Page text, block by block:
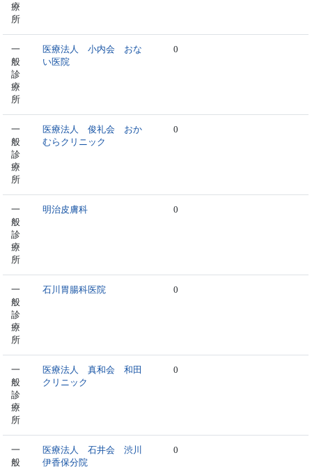
療
所
一
般
診
療
所
医療法人 小内会 おな
い医院
0
一
般
診
療
所
医療法人 俊礼会 おか
むらクリニック
0
一
般
診
療
所
明治皮膚科 0
一
般
診
療
所
石川胃腸科医院 0
一
般
診
療
所
医療法人 真和会 和田
クリニック
0
一
般
医療法人 石井会 渋川
伊香保分院
0